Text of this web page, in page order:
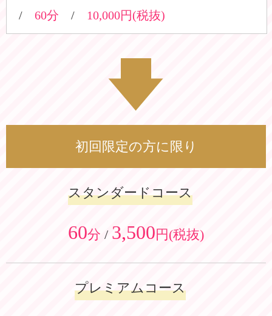
/ 60分 / 10,000円(税抜)
初回限定の方に限り
スタンダードコース
60分 / 3,500円(税抜)
プレミアムコース